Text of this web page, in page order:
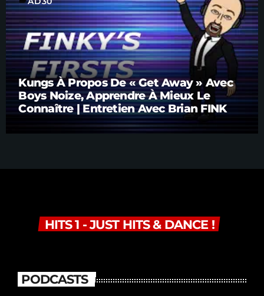
Kungs À Propos De « Get Away » Avec
Boys Noize, Apprendre À Mieux Le
Connaître | Entretien Avec Brian FINK
HITS 1 - JUST HITS & DANCE !
PODCASTS